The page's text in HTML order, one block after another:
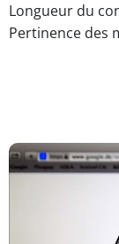
Longueur du
Pertinence des